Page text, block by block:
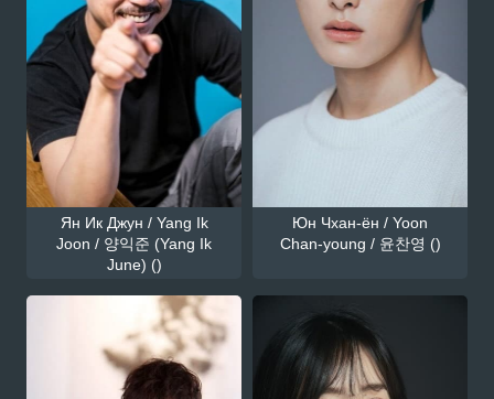
Ян Ик Джун / Yang Ik
Joon / 양익준 (Yang Ik
June) ()
Юн Чхан-ён / Yoon
Chan-young / 윤찬영 ()